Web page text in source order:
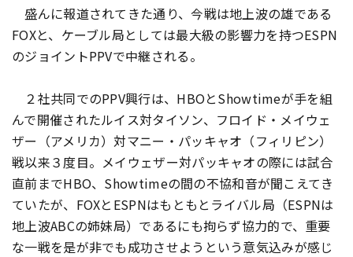
盛んに報道されてきた通り、今戦は地上波の雄である
FOXと、ケーブル局としては最大級の影響力を持つESPN
のジョイントPPVで中継される。
２社共同でのPPV興行は、HBOとShowtimeが手を組
んで開催されたルイス対タイソン、フロイド・メイウェ
ザー（アメリカ）対マニー・パッキャオ（フィリピン）
戦以来３度目。メイウェザー対パッキャオの際には試合
直前までHBO、Showtimeの間の不協和音が聞こえてき
ていたが、FOXとESPNはもともとライバル局（ESPNは
地上波ABCの姉妹局）であるにも拘らず協力的で、重要
な一戦を是が非でも成功させようという意気込みが感じ